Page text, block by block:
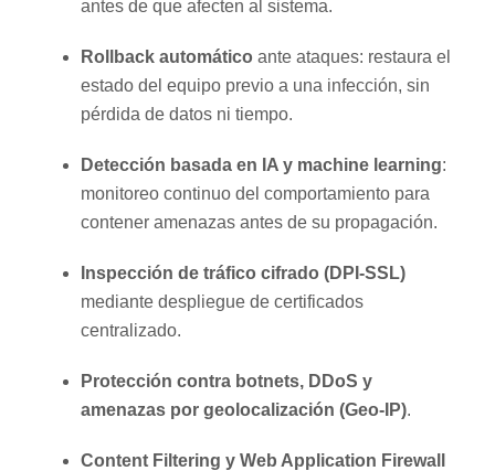
antes de que afecten al sistema.
Rollback automático ante ataques: restaura el
estado del equipo previo a una infección, sin
pérdida de datos ni tiempo.
Detección basada en IA y machine learning:
monitoreo continuo del comportamiento para
contener amenazas antes de su propagación.
Inspección de tráfico cifrado (DPI-SSL)
mediante despliegue de certificados
centralizado.
Protección contra botnets, DDoS y
amenazas por geolocalización (Geo-IP).
Content Filtering y Web Application Firewall